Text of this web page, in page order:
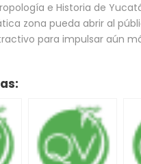
e Historia de
zona pueda abrir al
para impulsar aún